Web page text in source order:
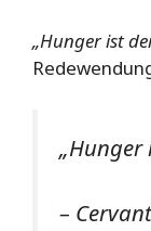
„Hunger ist
„Hunger
–